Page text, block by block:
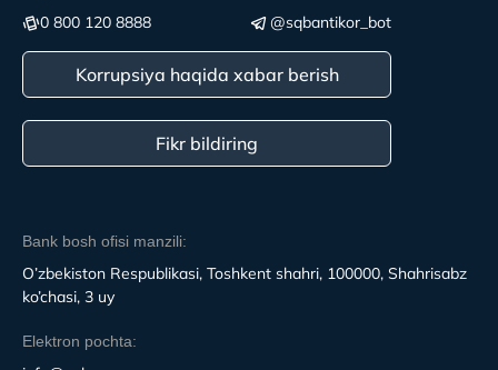
Bank bosh ofisi manzili:
O’zbekiston Respublikasi, Toshkent shahri, 100000, Shahrisabz
ko’chasi, 3 uy
Elektron pochta:
0 800 120 8888 @sqbantikor_bot
Korrupsiya haqida xabar berish
Fikr bildiring